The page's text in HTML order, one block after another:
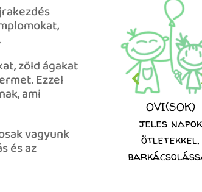
zöld ágakat
Ezzel
ami
vagyunk
és az
OVI(SOK)
jeles napok
ötletekkel,